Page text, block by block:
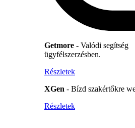
Getmore - Valódi segítség
ügyfélszerzésben.
Részletek
XGen - Bízd szakértőkre
Részletek